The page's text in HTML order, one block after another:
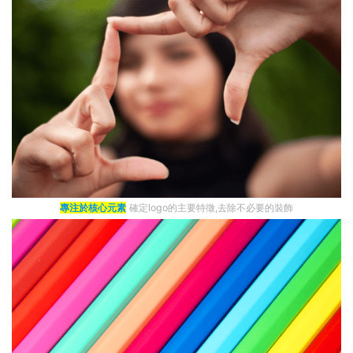
專注於核心元素 確定logo的主要特徵,去除不必要的裝飾